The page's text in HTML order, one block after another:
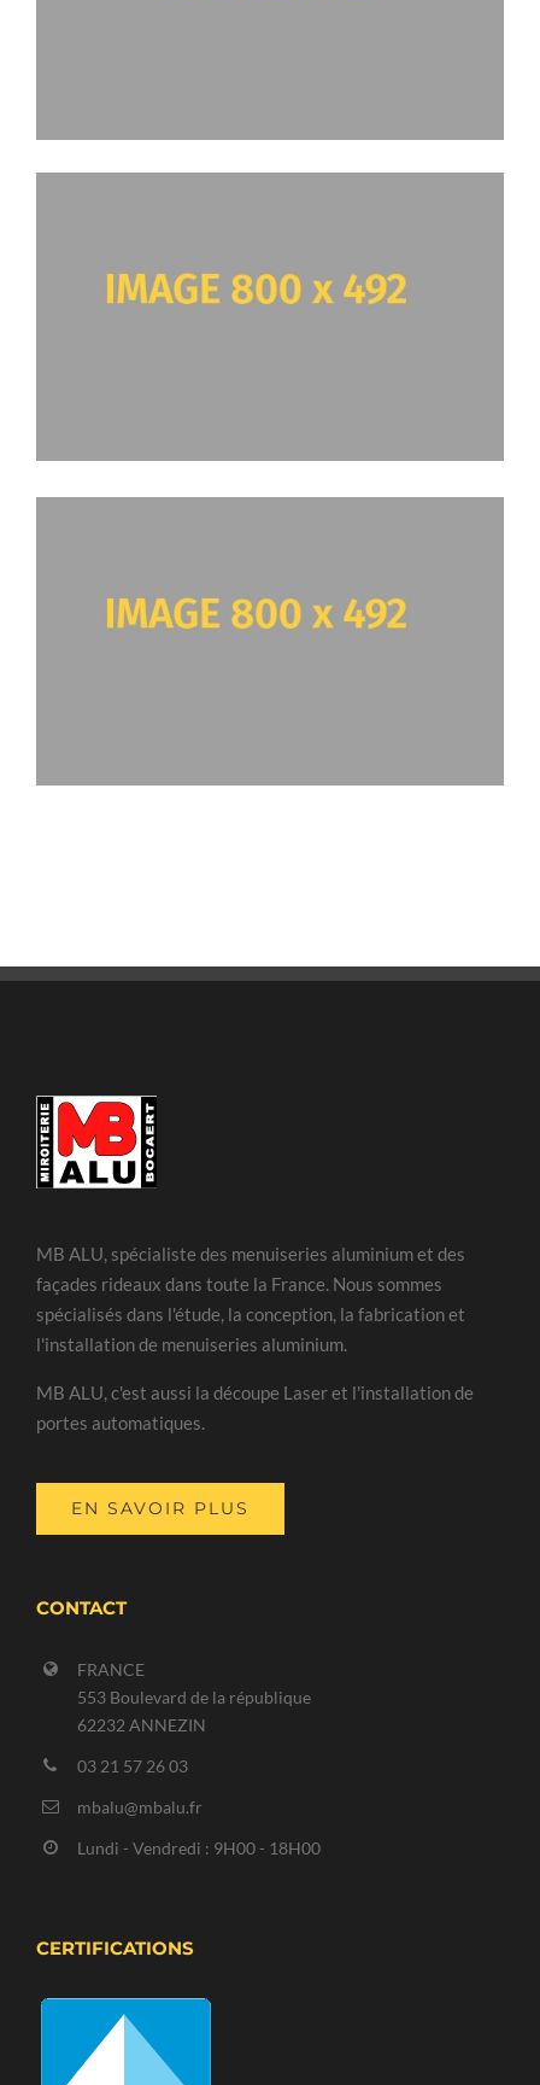
MB ALU, spécialiste des menuiseries aluminium et des
façades rideaux dans toute la France. Nous sommes
spécialisés dans l'étude, la conception, la fabrication et
l'installation de menuiseries aluminium.
MB ALU, c'est aussi la découpe Laser et l'installation de
portes automatiques.
EN SAVOIR PLUS
CONTACT
FRANCE
553 Boulevard de la république
62232 ANNEZIN
03 21 57 26 03
mbalu@mbalu.fr
Lundi - Vendredi : 9H00 - 18H00
CERTIFICATIONS